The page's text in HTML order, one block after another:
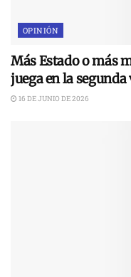
OPINIÓN
Más Estado o más
juega en la segunda
16 DE JUNIO DE 2026